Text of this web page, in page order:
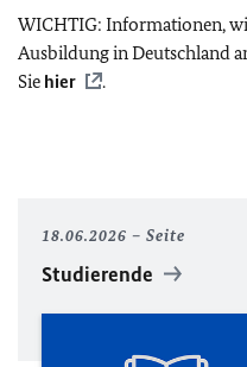
WICHTIG: Informationen,
Ausbildung in Deutschland
Sie hier .
18.06.2026 Seite
Studierende